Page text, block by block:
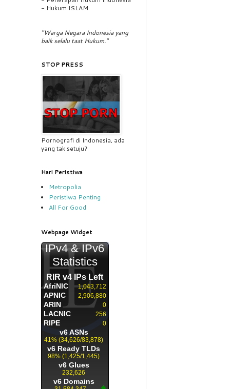
- Hukum ISLAM
"Warga Negara Indonesia yang
baik selalu taat Hukum."
STOP PRESS
Pornografi di Indonesia, ada
yang tak setuju?
Hari Peristiwa
Metropolia
Peristiwa Penting
All For Good
Webpage Widget